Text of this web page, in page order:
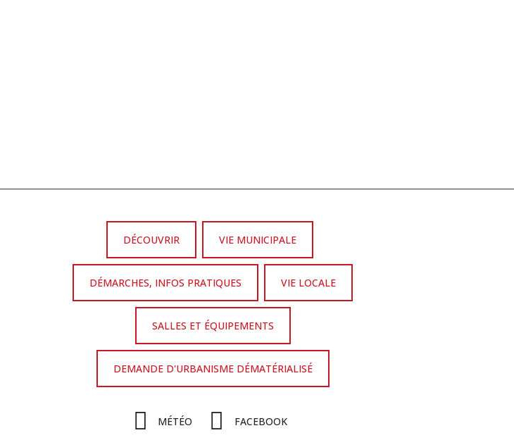
DÉCOUVRIR VIE MUNICIPALE
DÉMARCHES, INFOS PRATIQUES VIE LOCALE
SALLES ET ÉQUIPEMENTS
DEMANDE D'URBANISME DÉMATÉRIALISÉ
MÉTÉO FACEBOOK